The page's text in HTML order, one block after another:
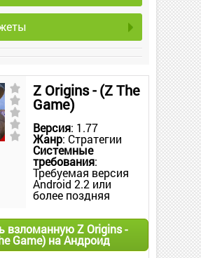
Z Origins - (Z The
Game)
Версия: 1.77
Жанр: Стратегии
Системные
требования:
Требуемая версия
Android 2.2 или
более поздняя
взломанную Z Origins -
Game) на Андроид